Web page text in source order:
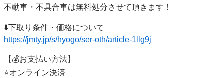
不動車・不具合車は無料処分させて頂きます！
https://jmty.jp/s/hyogo/ser-oth/article-1llg9j
【💰お支払い方法】
⭐️オンライン決済